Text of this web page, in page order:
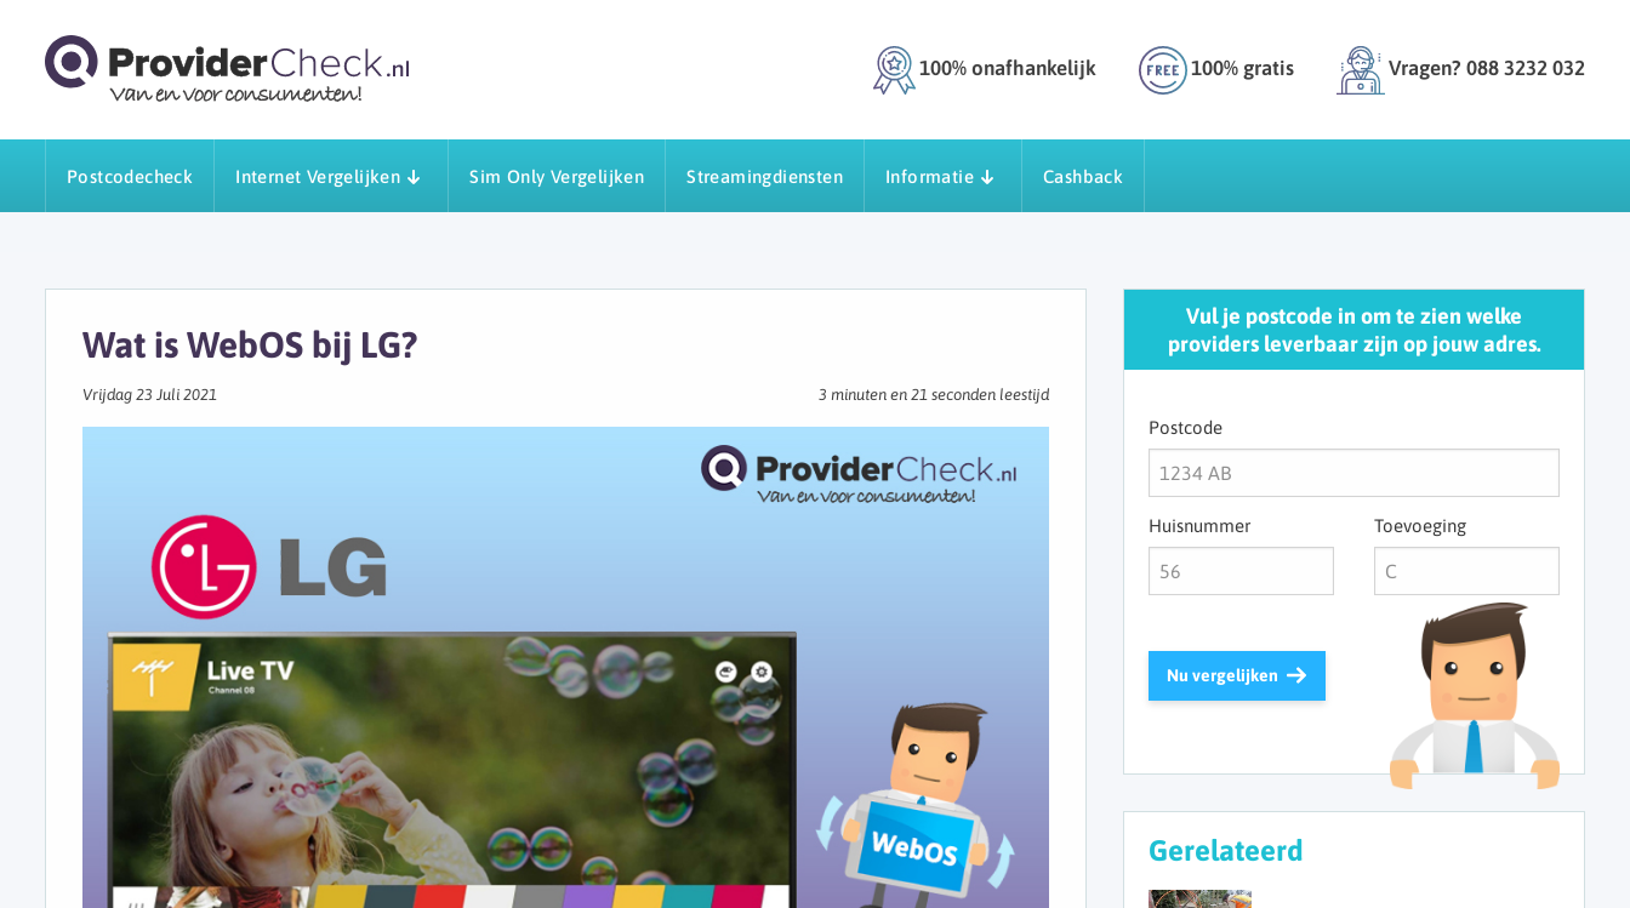
100% onafhankelijk 100% gratis Vragen? 088 3232 032
Postcodecheck Internet Vergelijken Sim Only Vergelijken Streamingdiensten Informatie Cashback
Wat is WebOS bij LG?
Vrijdag 23 Juli 2021 3 minuten en 21 seconden leestijd
Vul je postcode in om te zien welke
providers leverbaar zijn op jouw adres.
Postcode
Huisnummer Toevoeging
Nu vergelijken
Gerelateerd